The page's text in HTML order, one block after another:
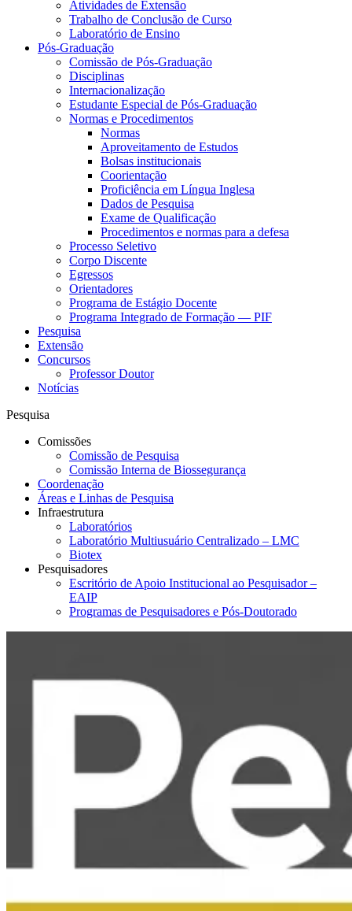
Atividades de Extensão
Trabalho de Conclusão de Curso
Laboratório de Ensino
Pós-Graduação
Comissão de Pós-Graduação
Disciplinas
Internacionalização
Estudante Especial de Pós-Graduação
Normas e Procedimentos
Normas
Aproveitamento de Estudos
Bolsas institucionais
Coorientação
Proficiência em Língua Inglesa
Dados de Pesquisa
Exame de Qualificação
Procedimentos e normas para a defesa
Processo Seletivo
Corpo Discente
Egressos
Orientadores
Programa de Estágio Docente
Programa Integrado de Formação — PIF
Pesquisa
Extensão
Concursos
Professor Doutor
Notícias
Pesquisa
Comissões
Comissão de Pesquisa
Comissão Interna de Biossegurança
Coordenação
Áreas e Linhas de Pesquisa
Infraestrutura
Laboratórios
Laboratório Multiusuário Centralizado – LMC
Biotex
Pesquisadores
Escritório de Apoio Institucional ao Pesquisador –
EAIP
Programas de Pesquisadores e Pós-Doutorado